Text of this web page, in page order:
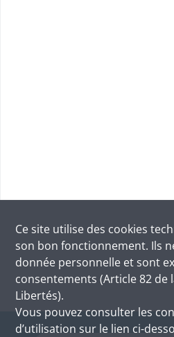
Ce site utilise des cookies
son bon fonctionnement. Ils
donnée personnelle et sont
consentements (Article 82
Libertés).
Vous pouvez consulter les
d’utilisation sur le lien ci-